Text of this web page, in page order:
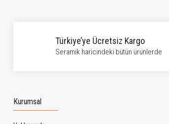
Türkiye’ye Ücretsiz Kargo
Seramik haricindeki bütün ürünlerde
Kurumsal